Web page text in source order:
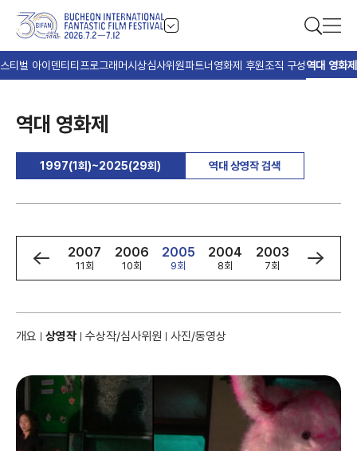
티벌 아이덴티티 프로그래머시상심사위원파트너 영화제 후원조직 구성역대 영화제
역대 영화제
1997(1회)~2025(29회) 역대 상영작 검색
2008
12회
2007
11회
2006
10회
2005
9회
2004
8회
2003
7회
2002
6회
개요 상영작 수상작/심사위원 사진/동영상